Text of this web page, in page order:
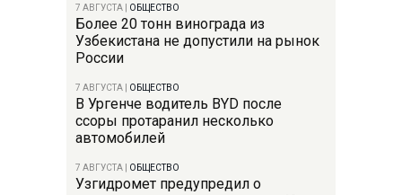
7 АВГУСТА ОБЩЕСТВО
Более 20 тонн винограда из
Узбекистана не допустили на рынок
России
7 АВГУСТА ОБЩЕСТВО
В Ургенче водитель BYD после
ссоры протаранил несколько
автомобилей
7 АВГУСТА ОБЩЕСТВО
Узгидромет предупредил о